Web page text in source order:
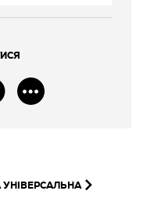
УНІВЕРСАЛЬНА